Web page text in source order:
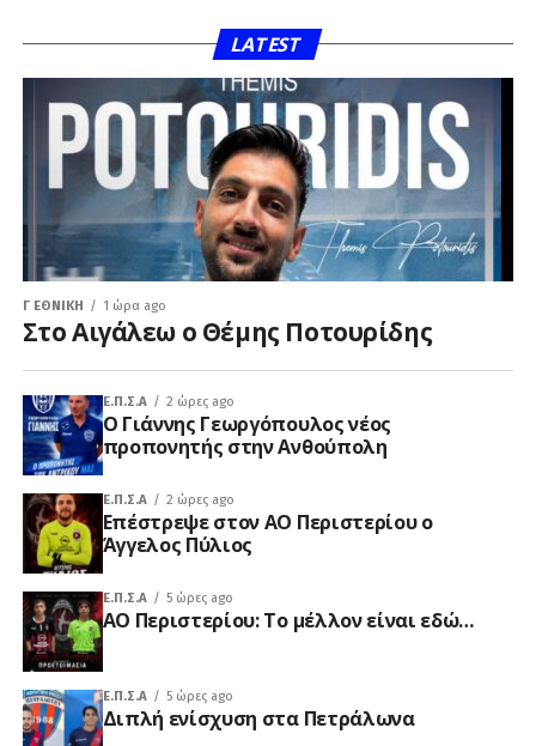
LATEST
Γ ΕΘΝΙΚΉ 1 ώρα ago
Στο Αιγάλεω ο Θέμης Ποτουρίδης
Ε.Π.Σ.Α 2 ώρες ago
Ο Γιάννης Γεωργόπουλος νέος
προπονητής στην Ανθούπολη
Ε.Π.Σ.Α 2 ώρες ago
Επέστρεψε στον ΑΟ Περιστερίου ο
Άγγελος Πύλιος
Ε.Π.Σ.Α 5 ώρες ago
ΑΟ Περιστερίου: Το μέλλον είναι εδώ…
Ε.Π.Σ.Α 5 ώρες ago
Διπλή ενίσχυση στα Πετράλωνα